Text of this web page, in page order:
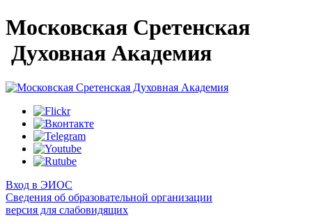
Московская Сретенская
Духовная Академия
Вход в ЭИОС
Сведения об образовательной организации
версия для слабовидящих